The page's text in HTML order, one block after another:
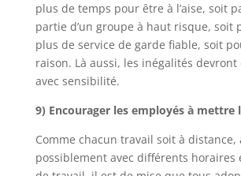
plus de temps pour être à l’aise, soit
partie d’un groupe à haut risque, soit
plus de service de garde fiable, soit
raison. Là aussi, les inégalités
avec sensibilité.
9) Encourager les employés à mettre
Comme chacun travail soit à
possiblement avec différents horaires